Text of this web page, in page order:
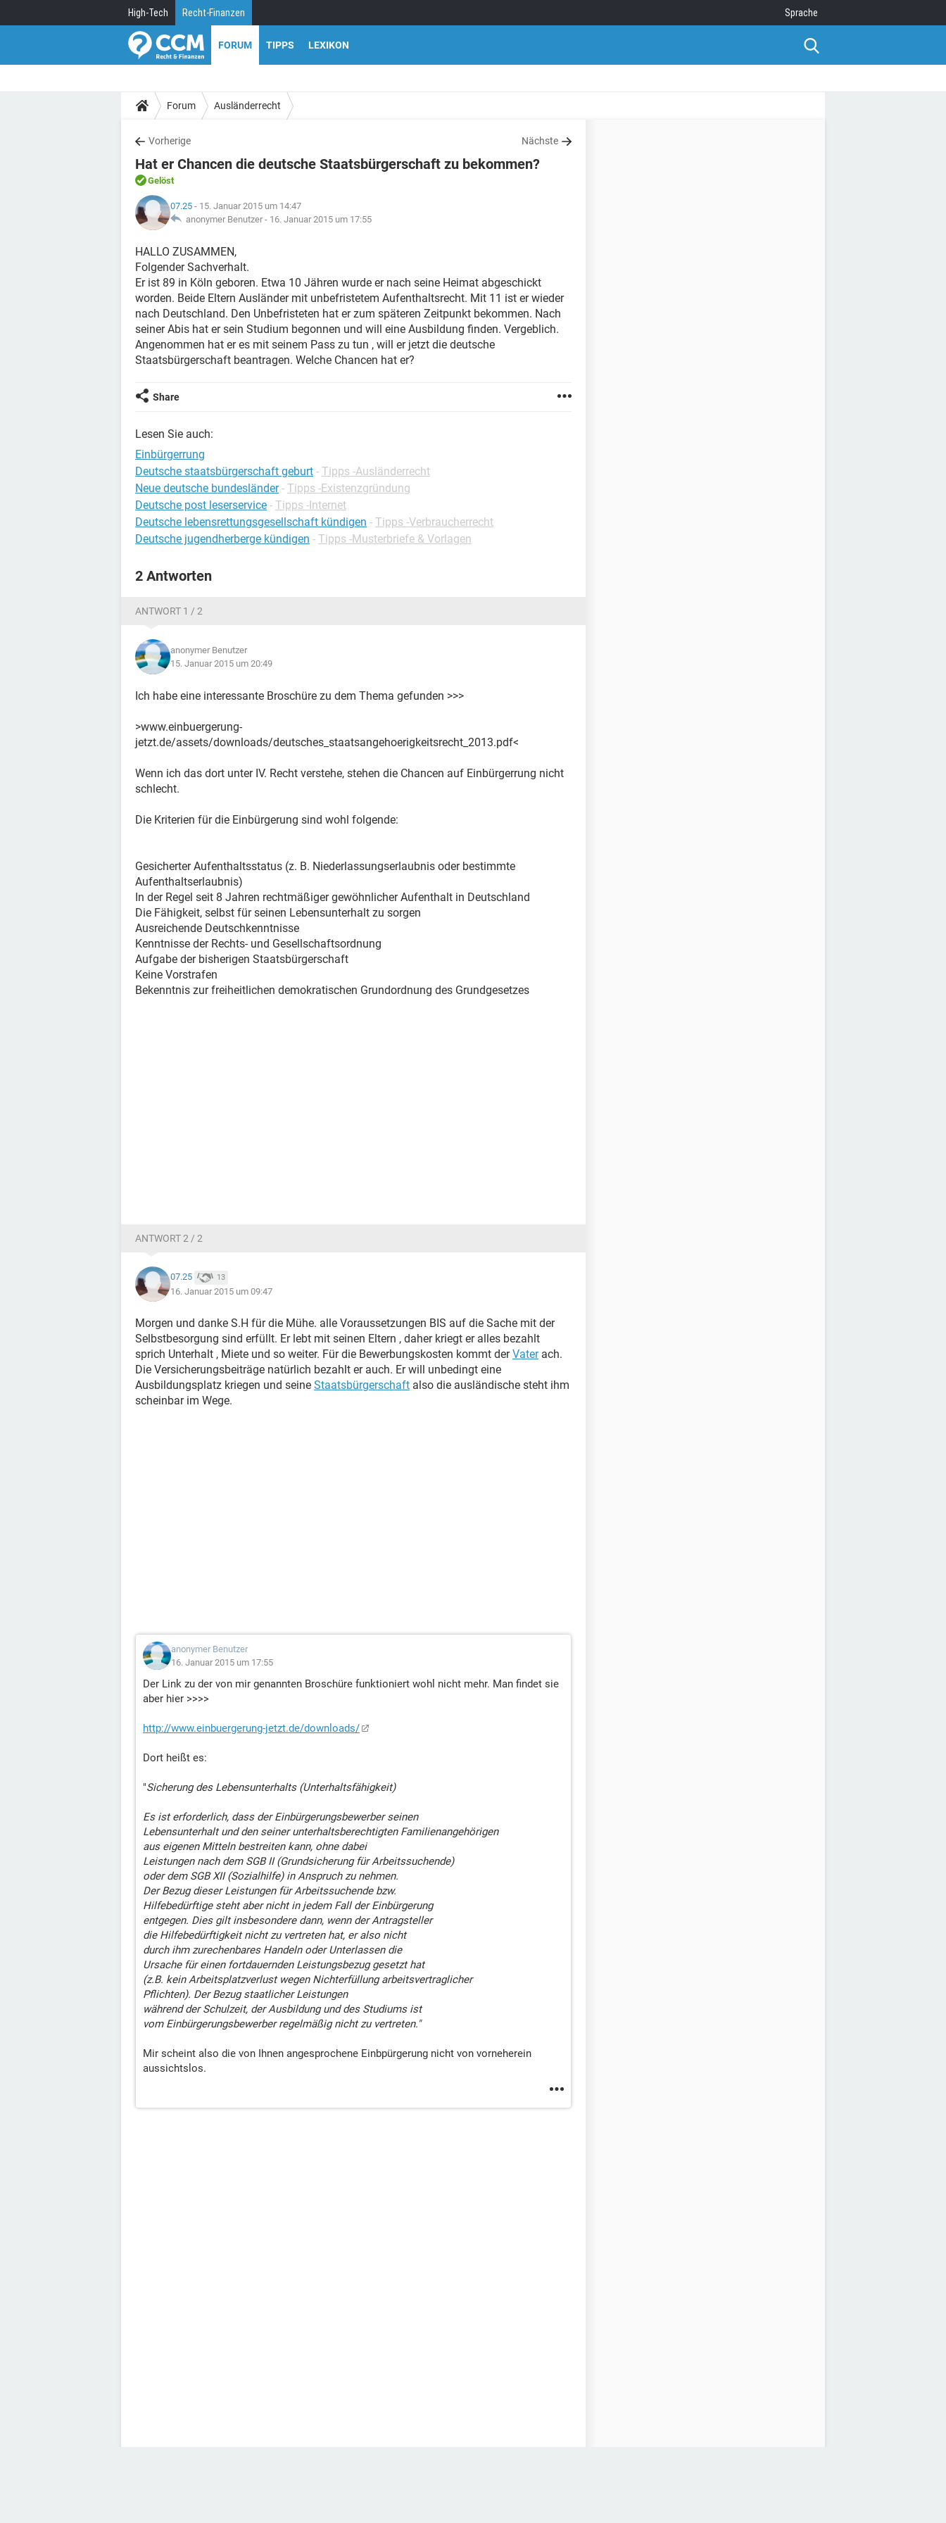
High-Tech Recht-Finanzen Sprache
FORUM TIPPS LEXIKON
Forum Ausländerrecht
Vorherige Nächste
Hat er Chancen die deutsche Staatsbürgerschaft zu bekommen?
Gelöst
07.25 - 15. Januar 2015 um 14:47
anonymer Benutzer - 16. Januar 2015 um 17:55
HALLO ZUSAMMEN,
Folgender Sachverhalt.
Er ist 89 in Köln geboren. Etwa 10 Jähren wurde er nach seine Heimat abgeschickt
worden. Beide Eltern Ausländer mit unbefristetem Aufenthaltsrecht. Mit 11 ist er wieder
nach Deutschland. Den Unbefristeten hat er zum späteren Zeitpunkt bekommen. Nach
seiner Abis hat er sein Studium begonnen und will eine Ausbildung finden. Vergeblich.
Angenommen hat er es mit seinem Pass zu tun , will er jetzt die deutsche
Staatsbürgerschaft beantragen. Welche Chancen hat er?
Share
Lesen Sie auch:
Einbürgerrung
Deutsche staatsbürgerschaft geburt - Tipps -Ausländerrecht
Neue deutsche bundesländer - Tipps -Existenzgründung
Deutsche post leserservice - Tipps -Internet
Deutsche lebensrettungsgesellschaft kündigen - Tipps -Verbraucherrecht
Deutsche jugendherberge kündigen - Tipps -Musterbriefe & Vorlagen
2 Antworten
ANTWORT 1 / 2
anonymer Benutzer
15. Januar 2015 um 20:49
Ich habe eine interessante Broschüre zu dem Thema gefunden >>>
>www.einbuergerung-
jetzt.de/assets/downloads/deutsches_staatsangehoerigkeitsrecht_2013.pdf<
Wenn ich das dort unter IV. Recht verstehe, stehen die Chancen auf Einbürgerrung nicht
schlecht.
Die Kriterien für die Einbürgerung sind wohl folgende:
Gesicherter Aufenthaltsstatus (z. B. Niederlassungserlaubnis oder bestimmte
Aufenthaltserlaubnis)
In der Regel seit 8 Jahren rechtmäßiger gewöhnlicher Aufenthalt in Deutschland
Die Fähigkeit, selbst für seinen Lebensunterhalt zu sorgen
Ausreichende Deutschkenntnisse
Kenntnisse der Rechts- und Gesellschaftsordnung
Aufgabe der bisherigen Staatsbürgerschaft
Keine Vorstrafen
Bekenntnis zur freiheitlichen demokratischen Grundordnung des Grundgesetzes
ANTWORT 2 / 2
07.25 13
16. Januar 2015 um 09:47
Morgen und danke S.H für die Mühe. alle Voraussetzungen BIS auf die Sache mit der
Selbstbesorgung sind erfüllt. Er lebt mit seinen Eltern , daher kriegt er alles bezahlt
sprich Unterhalt , Miete und so weiter. Für die Bewerbungskosten kommt derVaterach.
Die Versicherungsbeiträge natürlich bezahlt er auch. Er will unbedingt eine
Ausbildungsplatz kriegen und seine Staatsbürgerschaft also die ausländische steht ihm
scheinbar im Wege.
anonymer Benutzer
16. Januar 2015 um 17:55
Der Link zu der von mir genannten Broschüre funktioniert wohl nicht mehr. Man findet sie
aber hier >>>>
http://www.einbuergerung-jetzt.de/downloads/
Dort heißt es:
"Sicherung des Lebensunterhalts (Unterhaltsfähigkeit)
Es ist erforderlich, dass der Einbürgerungsbewerber seinen
Lebensunterhalt und den seiner unterhaltsberechtigten Familienangehörigen
aus eigenen Mitteln bestreiten kann, ohne dabei
Leistungen nach dem SGB II (Grundsicherung für Arbeitssuchende)
oder dem SGB XII (Sozialhilfe) in Anspruch zu nehmen.
Der Bezug dieser Leistungen für Arbeitssuchende bzw.
Hilfebedürftige steht aber nicht in jedem Fall der Einbürgerung
entgegen. Dies gilt insbesondere dann, wenn der Antragsteller
die Hilfebedürftigkeit nicht zu vertreten hat, er also nicht
durch ihm zurechenbares Handeln oder Unterlassen die
Ursache für einen fortdauernden Leistungsbezug gesetzt hat
(z.B. kein Arbeitsplatzverlust wegen Nichterfüllung arbeitsvertraglicher
Pflichten). Der Bezug staatlicher Leistungen
während der Schulzeit, der Ausbildung und des Studiums ist
vom Einbürgerungsbewerber regelmäßig nicht zu vertreten."
Mir scheint also die von Ihnen angesprochene Einbpürgerung nicht von vorneherein
aussichtslos.